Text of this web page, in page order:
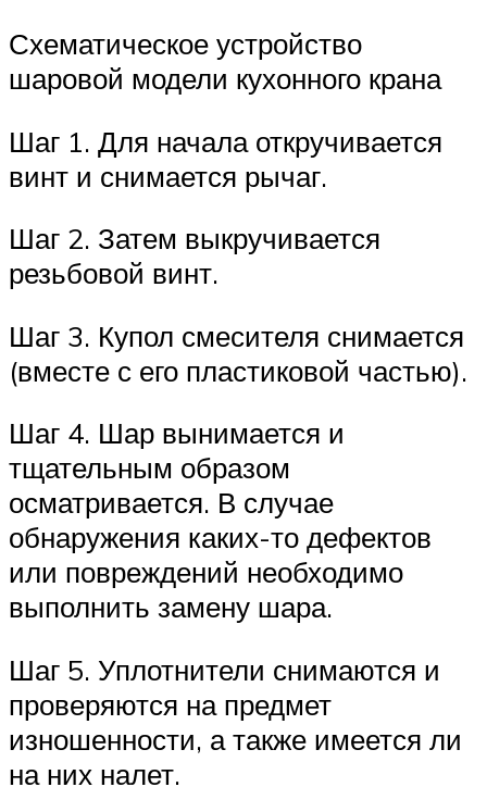
Схематическое устройство
шаровой модели кухонного крана
Шаг 1. Для начала откручивается
винт и снимается рычаг.
Шаг 2. Затем выкручивается
резьбовой винт.
Шаг 3. Купол смесителя снимается
(вместе с его пластиковой частью).
Шаг 4. Шар вынимается и
тщательным образом
осматривается. В случае
обнаружения каких-то дефектов
или повреждений необходимо
выполнить замену шара.
Шаг 5. Уплотнители снимаются и
проверяются на предмет
изношенности, а также имеется ли
на них налет.